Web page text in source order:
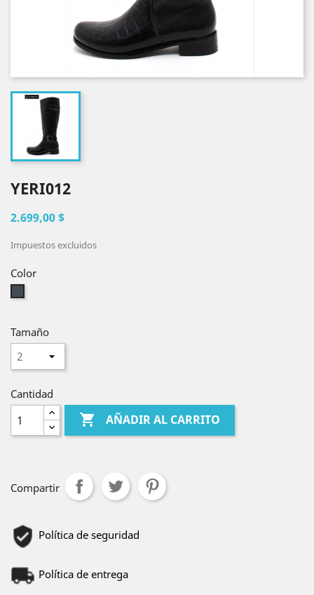
YERI012
2.699,00 $
Impuestos excluidos
Color
Tamaño
Cantidad
 AÑADIR AL CARRITO
Compartir
Política de seguridad
Política de entrega